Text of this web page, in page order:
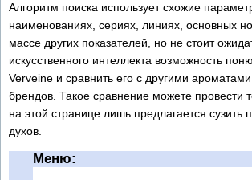
Алгоритм поиска использует схожие
наименованиях, сериях, линиях, основных
массе других показателей, но не стоит
искусственного интеллекта возможность
Verveine и сравнить его с другими
брендов. Такое сравнение можете провести
на этой странице лишь предлагается сузить
духов.
Меню: